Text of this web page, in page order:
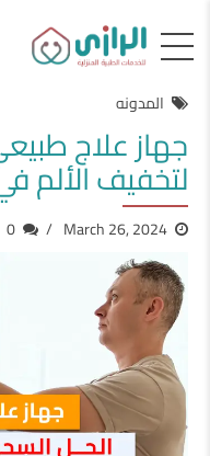
المدونه
جهاز علاج
لتخفيف الألم
March 26, 2024
0